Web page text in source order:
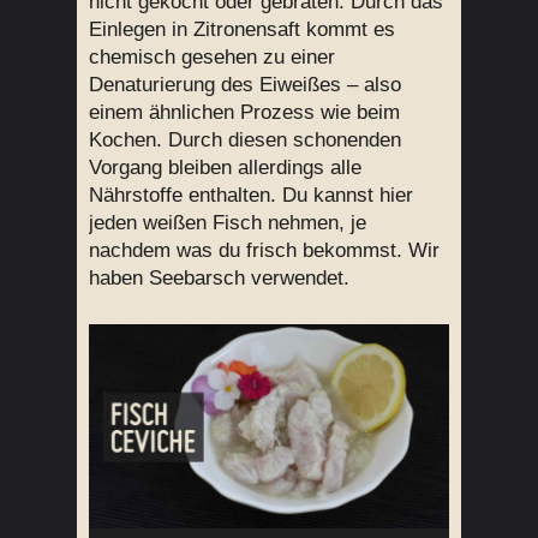
Einlegen in Zitronensaft kommt es
chemisch gesehen zu einer
Denaturierung des Eiweißes – also
einem ähnlichen Prozess wie beim
Kochen. Durch diesen schonenden
Vorgang bleiben allerdings alle
Nährstoffe enthalten. Du kannst hier
jeden weißen Fisch nehmen, je
nachdem was du frisch bekommst. Wir
haben Seebarsch verwendet.